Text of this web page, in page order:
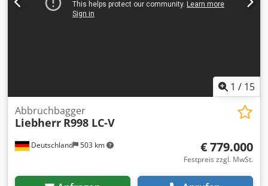
1 / 15
Deutschland 503 km
Abbruchbagger
Liebherr R998 LC-V
€ 779.000
Festpreis zzgl. MwSt.